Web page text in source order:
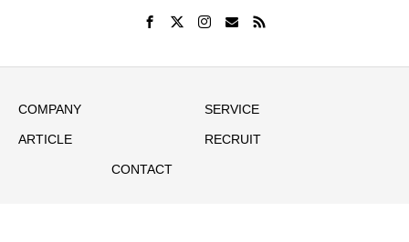
COMPANY SERVICE
ARTICLE RECRUIT
CONTACT